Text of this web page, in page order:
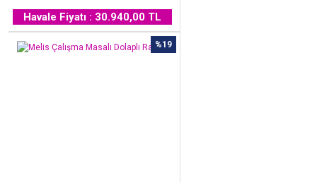
Havale Fiyatı : 30.940,00 TL
%19